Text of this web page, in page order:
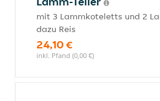
mit 3 Lammkoteletts und 2
dazu Reis
24,10 €
inkl. Pfand (0,00 €)